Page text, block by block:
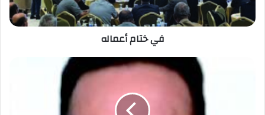
في ختام أعماله